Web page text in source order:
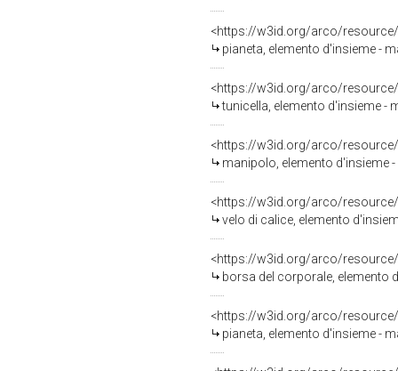
<https://w3id.org/arco/
pianeta, elemento d'insieme -
<https://w3id.org/arco/
tunicella, elemento d'insieme -
<https://w3id.org/arco/
manipolo, elemento d'insieme
<https://w3id.org/arco/
velo di calice, elemento
<https://w3id.org/arco/
borsa del corporale, elemento
<https://w3id.org/arco/
pianeta, elemento d'insieme -